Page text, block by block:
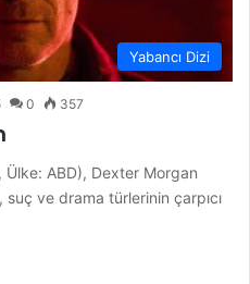
Yabancı Dizi
0 357
Ülke: ABD), Dexter Morgan
ve drama türlerinin çarpıcı